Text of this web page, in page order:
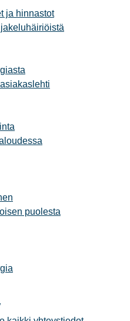
ja hinnastot
puolesta